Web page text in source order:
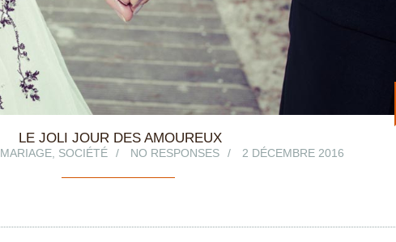
LE JOLI JOUR DES AMOUREUX
MARIAGE, SOCIÉTÉ NO RESPONSES 2 DÉCEMBRE 2016